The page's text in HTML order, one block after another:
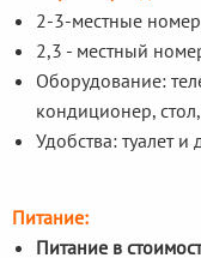
2-3-местные
2,3 - местный
Оборудование:
кондиционер,
Удобства: туалет
Питание:
Питание в